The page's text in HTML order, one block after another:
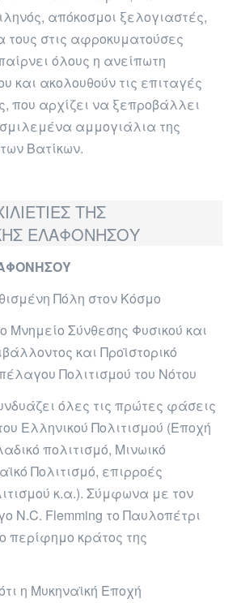
απόκοσμοι ξελογιαστές,
τους στις αφροκυματούσες
όλους η ανείπωτη
και ακολουθούν τις επιταγές
που αρχίζει να ξεπροβάλλει
σμιλεμένα αμμογιάλια της
Βατίκων.
ΤΗΣ
ΕΛΑΦΟΝΗΣΟΥ
Πόλη στον Κόσμο
Μνημείο Σύνθεσης Φυσικού και
και Προϊστορικό
Πολιτισμού του Νότου
όλες τις πρώτες φάσεις
Ελληνικού Πολιτισμού (Εποχή
πολιτισμό, Μινωικό
Πολιτισμό, επιρροές
κ.α.). Σύμφωνα με τον
N.C. Flemming το Παυλοπέτρι
περίφημο κράτος της
η Μυκηναϊκή Εποχή